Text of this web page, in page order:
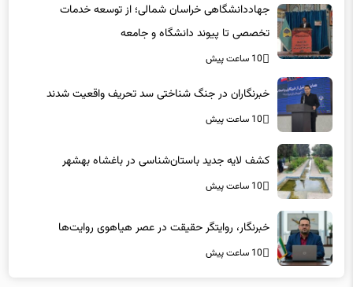
جهاددانشگاهی خراسان شمالی؛ از توسعه خدمات
تخصصی تا پیوند دانشگاه و جامعه
10 ساعت پیش
خبرنگاران در جنگ شناختی سد تحریف واقعیت شدند
10 ساعت پیش
کشف لایه جدید باستان‌شناسی در باغشاه بهشهر
10 ساعت پیش
خبرنگار، روایتگر حقیقت در عصر هیاهوی روایت‌ها
10 ساعت پیش